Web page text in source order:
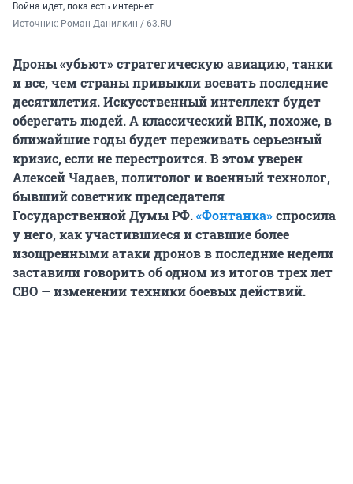
Война идет, пока есть интернет
Источник: Роман Данилкин / 63.RU
Дроны «убьют» стратегическую авиацию, танки
и все, чем страны привыкли воевать последние
десятилетия. Искусственный интеллект будет
оберегать людей. А классический ВПК, похоже, в
ближайшие годы будет переживать серьезный
кризис, если не перестроится. В этом уверен
Алексей Чадаев, политолог и военный технолог,
бывший советник председателя
Государственной Думы РФ.«Фонтанка»спросила
у него, как участившиеся и ставшие более
изощренными атаки дронов в последние недели
заставили говорить об одном из итогов трех лет
СВО — изменении техники боевых действий.